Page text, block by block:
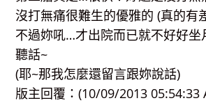
沒打無痛很難生的優雅的 (真的有
不過妳吼…才出院而已就不好好坐
聽話~
(耶~那我怎麼還留言跟妳說話)
版主回覆：(10/09/2013 05:54:33